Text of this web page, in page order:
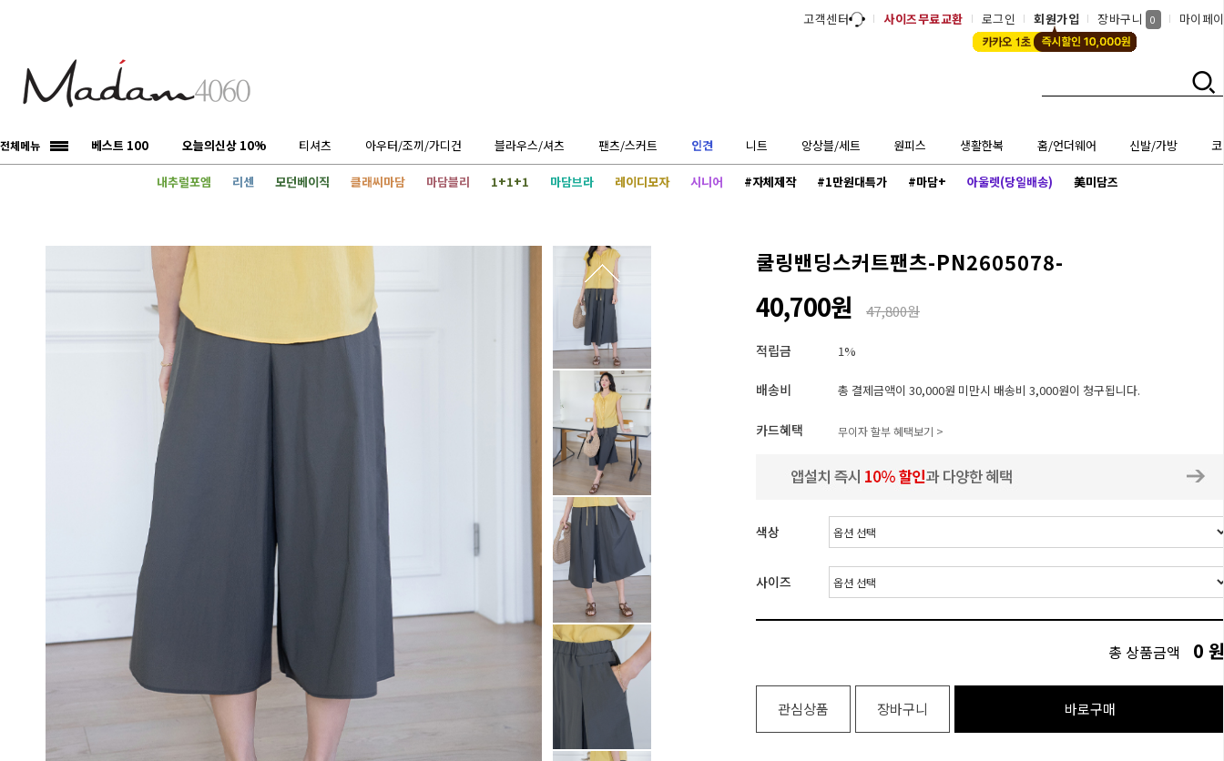
고객센터 사이즈무료교환 로그인 회원가입 장바구니 0 마이페
전체메뉴 베스트 100 오늘의신상 10% 티셔츠 아우터/조끼/가디건 블라우스/셔츠 팬츠/스커트 인견 니트 앙상블/세트 원피스 생활한복 홈/언더웨어 신발/가방
내추럴포엠 리센 모던베이직 클래씨마담 마담블리 1+1+1 마담브라 레이디모자 시니어 #자체제작 #1만원대특가 #마담+ 아울렛(당일배송) 美미담즈
쿨링밴딩스커트팬츠-PN2605078-
40,700원 47,800원
적립금 1%
배송비 총 결제금액이 30,000원 미만시 배송비 3,000원이 청구됩니다.
카드혜택 무이자 할부 혜택보기 >
색상
사이즈
총 상품금액 0 원
관심상품 장바구니 바로구매